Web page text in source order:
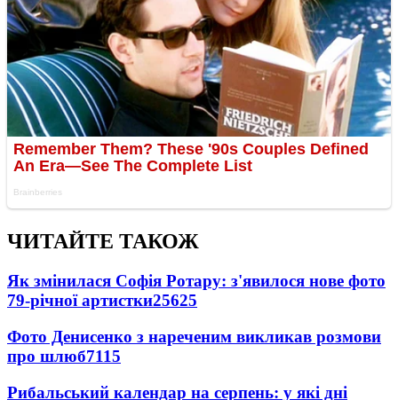
ЧИТАЙТЕ ТАКОЖ
Як змінилася Софія Ротару: з'явилося нове фото
79-річної артистки25625
Фото Денисенко з нареченим викликав розмови
про шлюб7115
Рибальський календар на серпень: у які дні